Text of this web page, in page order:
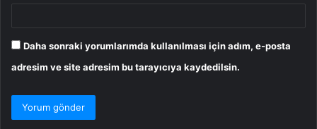
Daha sonraki yorumlarımda kullanılması için adım, e-posta
adresim ve site adresim bu tarayıcıya kaydedilsin.